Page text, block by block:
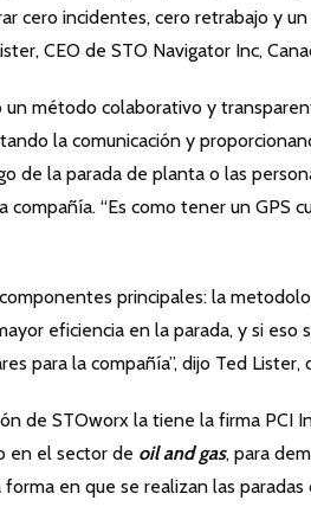
cero incidentes, cero retrabajo y
CEO de STO Navigator Inc,
método colaborativo y
la comunicación y
de la parada de planta o las
“Es como tener un GPS
principales: la
eficiencia en la parada, y si
para la compañía”, dijo Ted
de STOworx la tiene la firma PCI
en el sector de oil and gas, para
forma en que se realizan las